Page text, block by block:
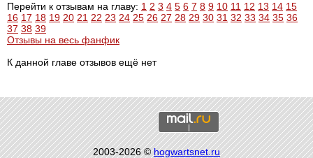
Перейти к отзывам на главу: 1 2 3 4 5 6 7 8 9 10 11 12 13 14 15
16 17 18 19 20 21 22 23 24 25 26 27 28 29 30 31 32 33 34 35 36
37 38 39
Отзывы на весь фанфик
К данной главе отзывов ещё нет
2003-2026 ©hogwartsnet.ru